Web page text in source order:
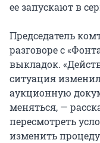
ее запускают в
Председатель
разговоре с
выкладок.
ситуация
аукционную
меняться, —
пересмотреть
изменить